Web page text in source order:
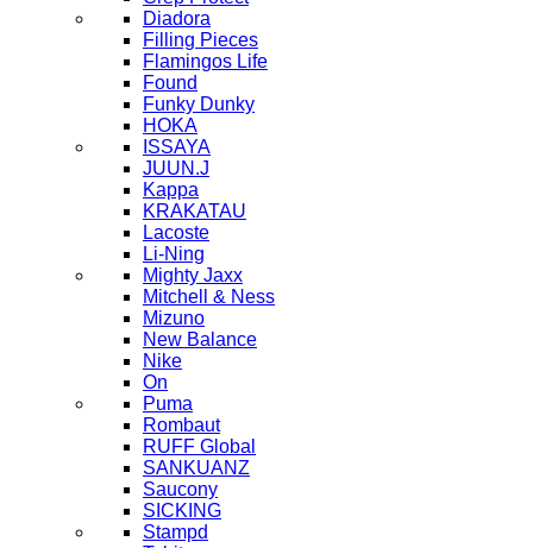
Diadora
Filling Pieces
Flamingos Life
Found
Funky Dunky
HOKA
ISSAYA
JUUN.J
Kappa
KRAKATAU
Lacoste
Li-Ning
Mighty Jaxx
Mitchell & Ness
Mizuno
New Balance
Nike
On
Puma
Rombaut
RUFF Global
SANKUANZ
Saucony
SICKING
Stampd